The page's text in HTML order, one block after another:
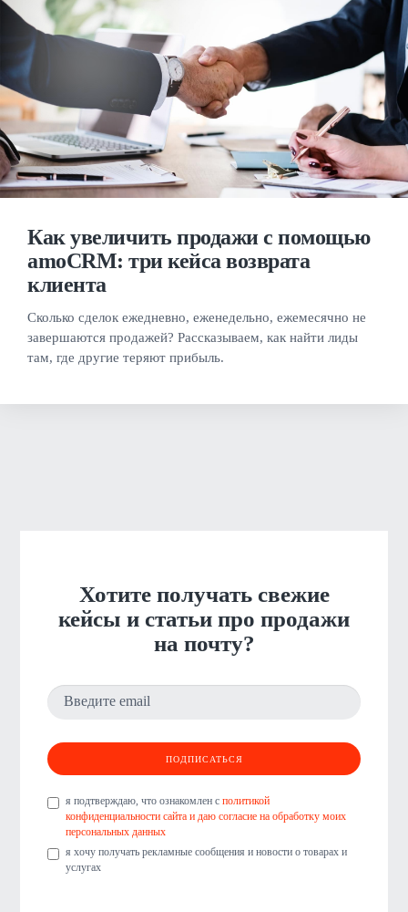
Как увеличить продажи с помощью
amoCRM: три кейса возврата
клиента
Сколько сделок ежедневно, еженедельно, ежемесячно не
завершаются продажей? Рассказываем, как найти лиды
там, где другие теряют прибыль.
Хотите получать свежие
кейсы и статьи про продажи
на почту?
я подтверждаю, что ознакомлен сполитикой
конфиденциальности сайта и даю согласие на обработку моих
персональных данных
я хочу получать рекламные сообщения и новости о товарах и
услугах